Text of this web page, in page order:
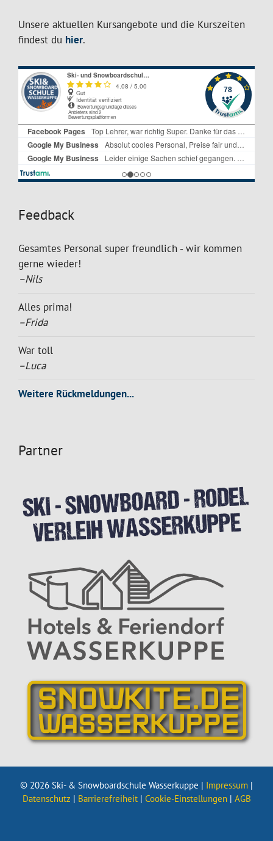
Unsere aktuellen Kursangebote und die Kurszeiten
findest du hier.
Feedback
Gesamtes Personal super freundlich - wir kommen
gerne wieder!
–Nils
Alles prima!
–Frida
War toll
–Luca
Weitere Rückmeldungen...
Partner
© 2026 Ski- & Snowboardschule Wasserkuppe | Impressum |
Datenschutz | Barrierefreiheit| Cookie-Einstellungen| AGB